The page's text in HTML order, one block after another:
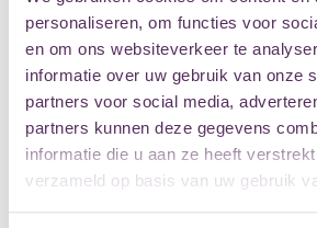
personaliseren, om functies voor
en om ons websiteverkeer te
informatie over uw gebruik van onze
partners voor social media,
partners kunnen deze gegevens
informatie die u aan ze heeft
verzameld op basis van uw gebruik
Proefweek (zes dagen lang open